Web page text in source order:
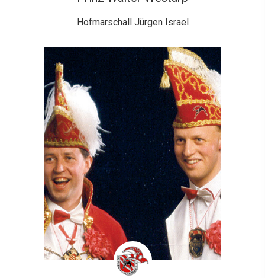
Hofmarschall Jürgen Israel